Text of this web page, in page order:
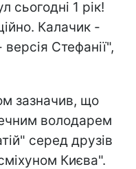
1 рік!
Калачик -
Стефанії",
зазначив, що
володарем
серед друзів
Києва".